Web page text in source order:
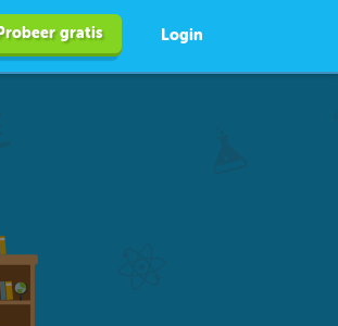
gratis Login